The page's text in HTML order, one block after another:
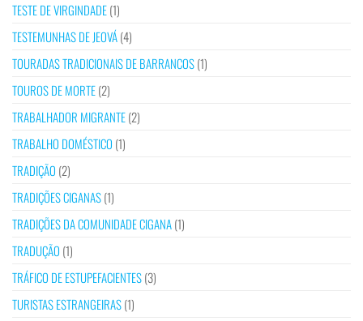
TESTE DE VIRGINDADE(1)
TESTEMUNHAS DE JEOVÁ(4)
TOURADAS TRADICIONAIS DE BARRANCOS(1)
TOUROS DE MORTE(2)
TRABALHADOR MIGRANTE(2)
TRABALHO DOMÉSTICO (1)
TRADIÇÃO (2)
TRADIÇÕES CIGANAS(1)
TRADIÇÕES DA COMUNIDADE CIGANA(1)
TRADUÇÃO (1)
TRÁFICO DE ESTUPEFACIENTES(3)
TURISTAS ESTRANGEIRAS(1)